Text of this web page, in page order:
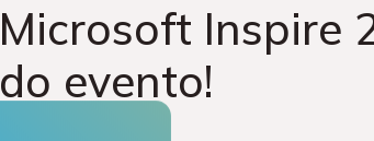
Microsoft Inspire
do evento!